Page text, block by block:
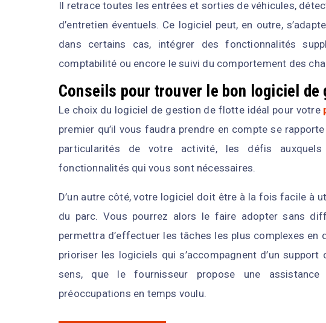
Il retrace toutes les entrées et sorties de véhicules,
d’entretien éventuels. Ce logiciel peut, en outre,
dans certains cas, intégrer des fonctionnalités
comptabilité ou encore le suivi du comportement des
Conseils pour trouver le bon logiciel
Le choix du logiciel de gestion de flotte idéal pour votre
premier qu’il vous faudra prendre en compte se
particularités de votre activité, les défis
fonctionnalités qui vous sont nécessaires.
D’un autre côté, votre logiciel doit être à la fois facile à
du parc. Vous pourrez alors le faire adopter sans
permettra d’effectuer les tâches les plus complexes
prioriser les logiciels qui s’accompagnent d’un
sens, que le fournisseur propose une
préoccupations en temps voulu.